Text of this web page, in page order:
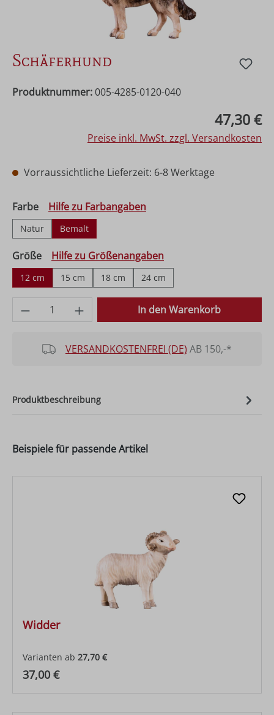
Schäferhund
Produktnummer: 005-4285-0120-040
47,30 €
Preise inkl. MwSt. zzgl. Versandkosten
Vorraussichtliche Lieferzeit: 6-8 Werktage
Farbeauswählen
Hilfe zu Farbangaben
Natur Bemalt
Größeauswählen
Hilfe zu Größenangaben
12 cm 15 cm 18 cm 24 cm
Produkt Anzahl: Gib den gewünschten
In den Warenkorb
VERSANDKOSTENFREI (DE) AB 150,-*
Produktbeschreibung
Beispiele für passende Artikel
Widder
Varianten ab 27,70 €
Regulärer Preis:
37,00 €